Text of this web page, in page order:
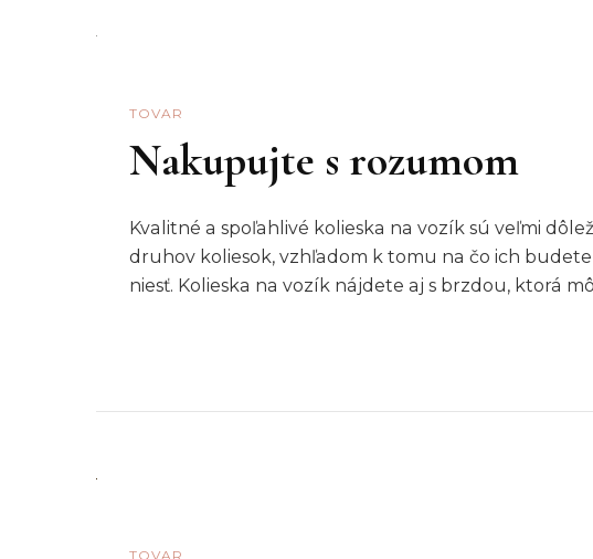
TOVAR
Nakupujte s rozumom
Kvalitné a spoľahlivé kolieska na vozík sú veľmi
druhov koliesok, vzhľadom k tomu na čo ich
niesť. Kolieska na vozík nájdete aj s brzdou, ktorá
TOVAR